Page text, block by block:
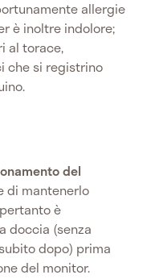
allergie
è inoltre indolore;
al torace,
che si registrino
del
di mantenerlo
è
doccia (senza
dopo) prima
del monitor.